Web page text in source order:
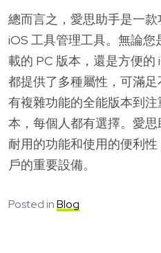
總而言之，愛思助手是一
iOS 工具管理工具。無論
載的 PC 版本，還是方便
都提供了多種屬性，可滿
有複雜功能的全能版本到
本，每個人都有選擇。愛思
耐用的功能和使用的便利
戶的重要設備。
Posted inBlog